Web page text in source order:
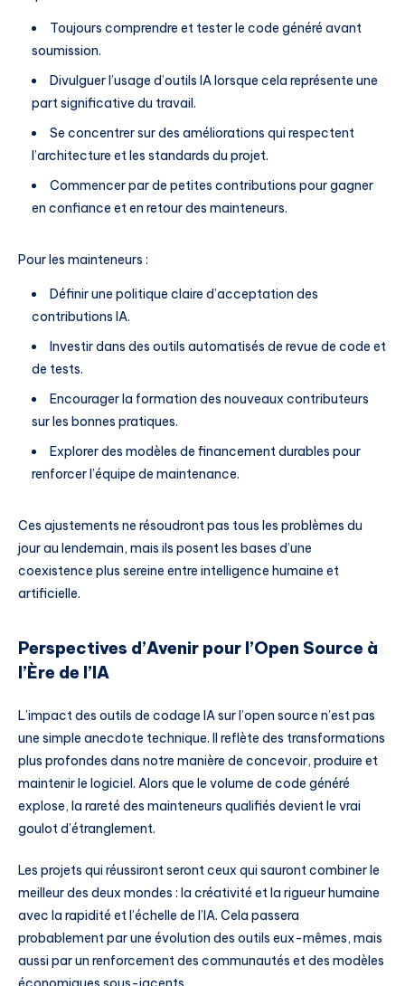
Toujours comprendre et tester le code généré avant
soumission.
Divulguer l’usage d’outils IA lorsque cela représente une
part significative du travail.
Se concentrer sur des améliorations qui respectent
l’architecture et les standards du projet.
Commencer par de petites contributions pour gagner
en confiance et en retour des mainteneurs.
Pour les mainteneurs :
Définir une politique claire d’acceptation des
contributions IA.
Investir dans des outils automatisés de revue de code et
de tests.
Encourager la formation des nouveaux contributeurs
sur les bonnes pratiques.
Explorer des modèles de financement durables pour
renforcer l’équipe de maintenance.
Ces ajustements ne résoudront pas tous les problèmes du
jour au lendemain, mais ils posent les bases d’une
coexistence plus sereine entre intelligence humaine et
artificielle.
Perspectives d’Avenir pour l’Open Source à
l’Ère de l’IA
L’impact des outils de codage IA sur l’open source n’est pas
une simple anecdote technique. Il reflète des transformations
plus profondes dans notre manière de concevoir, produire et
maintenir le logiciel. Alors que le volume de code généré
explose, la rareté des mainteneurs qualifiés devient le vrai
goulot d’étranglement.
Les projets qui réussiront seront ceux qui sauront combiner le
meilleur des deux mondes : la créativité et la rigueur humaine
avec la rapidité et l’échelle de l’IA. Cela passera
probablement par une évolution des outils eux-mêmes, mais
aussi par un renforcement des communautés et des modèles